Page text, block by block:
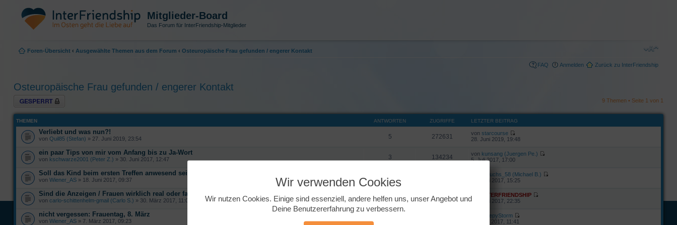
Mitglieder-Board
Das Forum für InterFriendship-Mitglieder
Foren-Übersicht ‹ Ausgewählte Themen aus dem Forum ‹ Osteuropäische Frau gefunden / engerer Kontakt
FAQ Anmelden Zurück zu InterFriendship
Osteuropäische Frau gefunden / engerer Kontakt
Forum gesperrt 9 Themen • Seite 1 von 1
THEMEN ANTWORTEN ZUGRIFFE LETZTER BEITRAG
Verliebt und was nun?!
von Quil85 (Stefan) » 27. Juni 2019, 23:54 5 272631 von starcourse
28. Juni 2019, 19:48
ein paar Tips von mir vom Anfang bis zu Ja-Wort
von kschwarze2001 (Peter Z.) » 30. Juni 2017, 12:47 3 134234 von kunsang (Juergen Pe.)
5. Juli 2017, 17:00
Soll das Kind beim ersten Treffen anwesend sein?
von Wiener_AS » 18. Juni 2017, 09:37 4
rotfuchs_58 (Michael B.)
18. Juni 2017, 15:25
Sind die Anzeigen / Frauen wirklich real oder fake?
von carlo-schittenhelm-gmail (Carlo S.) » 30. März 2017, 11:02 8 137602 von
INTERFRIENDSHIP
12. Juni 2017, 22:35
nicht vergessen: Frauentag, 8. März
von Wiener_AS » 7. März 2017, 09:23
SleepyStorm
8. März 2017, 11:41
Wir verwenden Cookies
Wir nutzen Cookies. Einige sind essenziell, andere helfen uns, unser Angebot und
Deine Benutzererfahrung zu verbessern.